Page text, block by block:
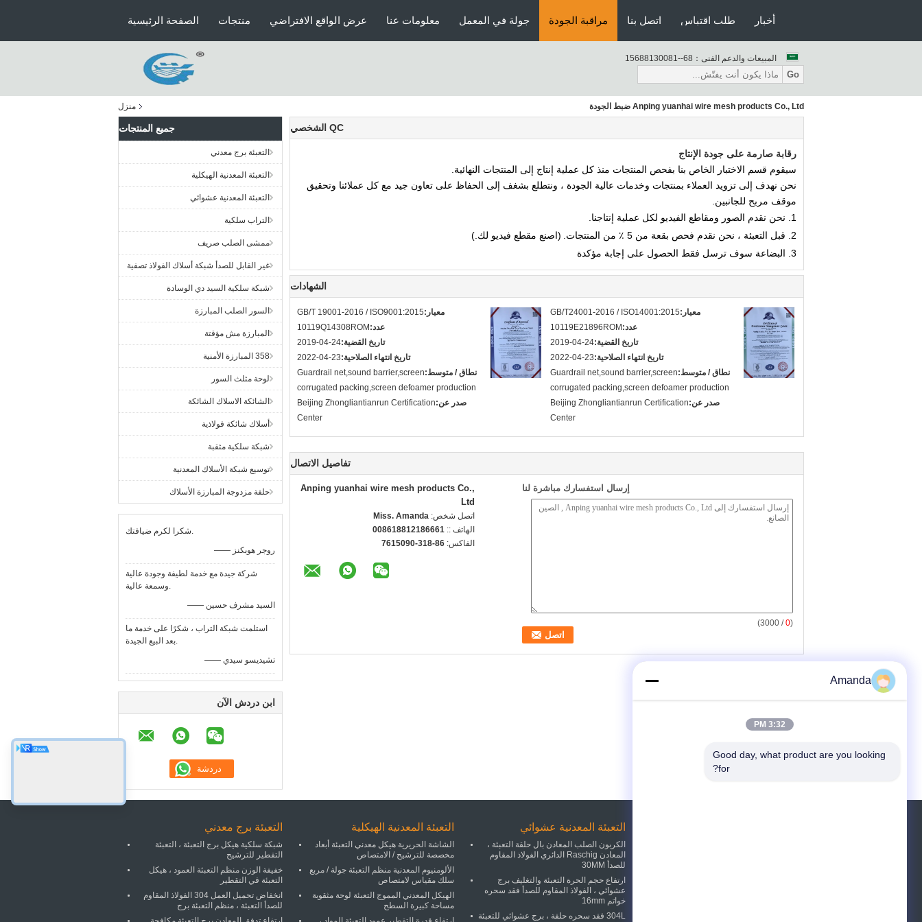
الصفحة الرئيسية منتجات عرض الواقع الافتراضي معلومات عنا جولة في المعمل مراقبة الجودة اتصل بنا طلب اقتباس أخبار
المبيعات والدعم الفنى： 86--18003188651
Go
منزل Anping yuanhai wire mesh products Co., Ltd ضبط الجودة
جميع المنتجات
التعبئة برج معدني
التعبئة المعدنية الهيكلية
التعبئة المعدنية عشوائي
التراب سلكية
ممشى الصلب صريف
غير القابل للصدأ شبكة أسلاك الفولاذ تصفية
شبكة سلكية السيد دي الوسادة
السور الصلب المبارزة
المبارزة مش مؤقتة
358 المبارزة الأمنية
لوحة مثلث السور
الشائكة الاسلاك الشائكة
أسلاك شائكة فولاذية
شبكة سلكية مثقبة
توسيع شبكة الأسلاك المعدنية
حلقة مزدوجة المبارزة الأسلاك
شكرا لكرم ضيافتك.
—— روجر هوبكنز
شركة جيدة مع خدمة لطيفة وجودة عالية
وسمعة عالية.
—— السيد مشرف حسين
استلمت شبكة التراب ، شكرًا على خدمة ما
بعد البيع الجيدة.
—— تشيديسو سيدي
ابن دردش الآن
QC الشخصي
رقابة صارمة على جودة الإنتاج
سيقوم قسم الاختبار الخاص بنا بفحص المنتجات منذ كل عملية إنتاج إلى المنتجات النهائية.
نحن نهدف إلى تزويد العملاء بمنتجات وخدمات عالية الجودة ، ونتطلع بشغف إلى الحفاظ على تعاون جيد مع كل عملائنا وتحقيق
موقف مربح للجانبين.
1. نحن نقدم الصور ومقاطع الفيديو لكل عملية إنتاجنا.
2. قبل التعبئة ، نحن نقدم فحص بقعة من 5 ٪ من المنتجات.
(اصنع مقطع فيديو لك.)
3. البضاعة سوف ترسل فقط الحصول على إجابة مؤكدة
الشهادات
معيار:GB/T 19001-2016 / ISO9001:2015
عدد: 10119Q14308ROM
تاريخ القضية:2019-04-24
تاريخ انتهاء الصلاحية:2022-04-23
نطاق / متوسط:Guardrail net,sound barrier,screen
corrugated packing,screen defoamer production
صدر عن:Beijing Zhongliantianrun Certification
Center
معيار:GB/T24001-2016 / ISO14001:2015
عدد: 10119E21896ROM
تاريخ القضية:2019-04-24
تاريخ انتهاء الصلاحية:2022-04-23
نطاق / متوسط:Guardrail net,sound barrier,screen
corrugated packing,screen defoamer production
صدر عن:Beijing Zhongliantianrun Certification
Center
تفاصيل الاتصال
Anping yuanhai wire mesh products Co.,
Ltd
اتصل شخص: Miss. Amanda
الهاتف :: 008618812186661
الفاكس: 86-318-7615090
إرسال استفسارك مباشرة لنا
(
0
/ 3000)
التعبئة برج معدني
شبكة سلكية هيكل برج التعبئة ، التعبئة
التقطير للترشيح
خفيفة الوزن منظم التعبئة العمود ، هيكل
التعبئة في التقطير
انخفاض تحميل العمل 304 الفولاذ المقاوم
للصدأ التعبئة ، منظم التعبئة برج
التعبئة المعدنية الهيكلية
الشاشة الحريرية هيكل معدني التعبئة أبعاد
مخصصة للترشيح / الامتصاص
الألومنيوم المعدنية منظم التعبئة جولة / مربع
سلك مقياس لامتصاص
الهيكل المعدني المموج التعبئة لوحة مثقوبة
مساحة كبيرة السطح
التعبئة المعدنية عشوائي
الكربون الصلب المعادن بال حلقة التعبئة ،
المعادن Raschig الدائري الفولاذ المقاوم
للصدأ 30MM
ارتفاع حجم الحرة التعبئة والتغليف برج
عشوائي ، الفولاذ المقاوم للصدأ فقد سحره
خواتم 16mm
304L فقد سحره حلقة ، برج عشوائي للتعبئة
Amanda
3:32 PM
Good day, what product are you looking
for?